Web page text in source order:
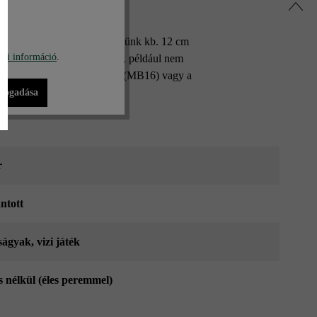
választás. Falazókövünk kb. 12 cm
is használható, például nem
kb. 16 cm falszélességet (MB16) vagy a
, vizi játék
nélkül (éles peremmel)
információ.